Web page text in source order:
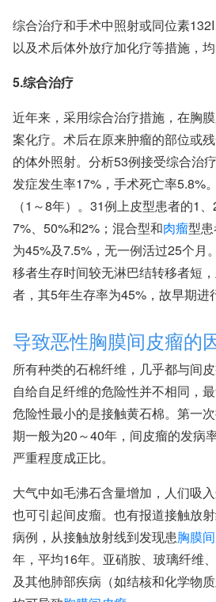
综合治疗和手术中照射或同位素
以及术后体外放疗加化疗等措施，均
5.综合治疗
近年来，采用综合治疗措施，在胸
案化疗。术后在原来肿瘤的部位或
的体外照射。分析53例接受综合治
发症发生率17%，手术死亡率5.8%
（1～8年）。31例上皮型患者的1
7%、50%和2%；混合型和肉瘤型
为45%及7.5%，无一例活过25个月
移者生存时间较无淋巴结转移者短
者，其5年生存率为45%，故早期进
导致恶性胸膜间皮瘤的
所有种类的石棉纤维，几乎都与间
自给自足纤维的危险性并不相同，
危险性最小的是接触黄石棉。第一
期一般为20～40年，间皮瘤的发病
严重程度成正比。
大气中如毛沸石含量增加，人们吸
也可引起间皮瘤。也有报道接触放
病例，从接触放射线到发现患胸膜
年，平均16年。亚硝胺、玻璃纤维
及其他肺部疾病（如结核和化学物